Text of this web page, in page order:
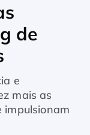
de
e
mais as
impulsionam